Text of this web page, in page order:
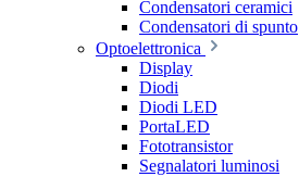
Condensatori ceramici
Condensatori di spunto
Optoelettronica
Display
Diodi
Diodi LED
PortaLED
Fototransistor
Segnalatori luminosi